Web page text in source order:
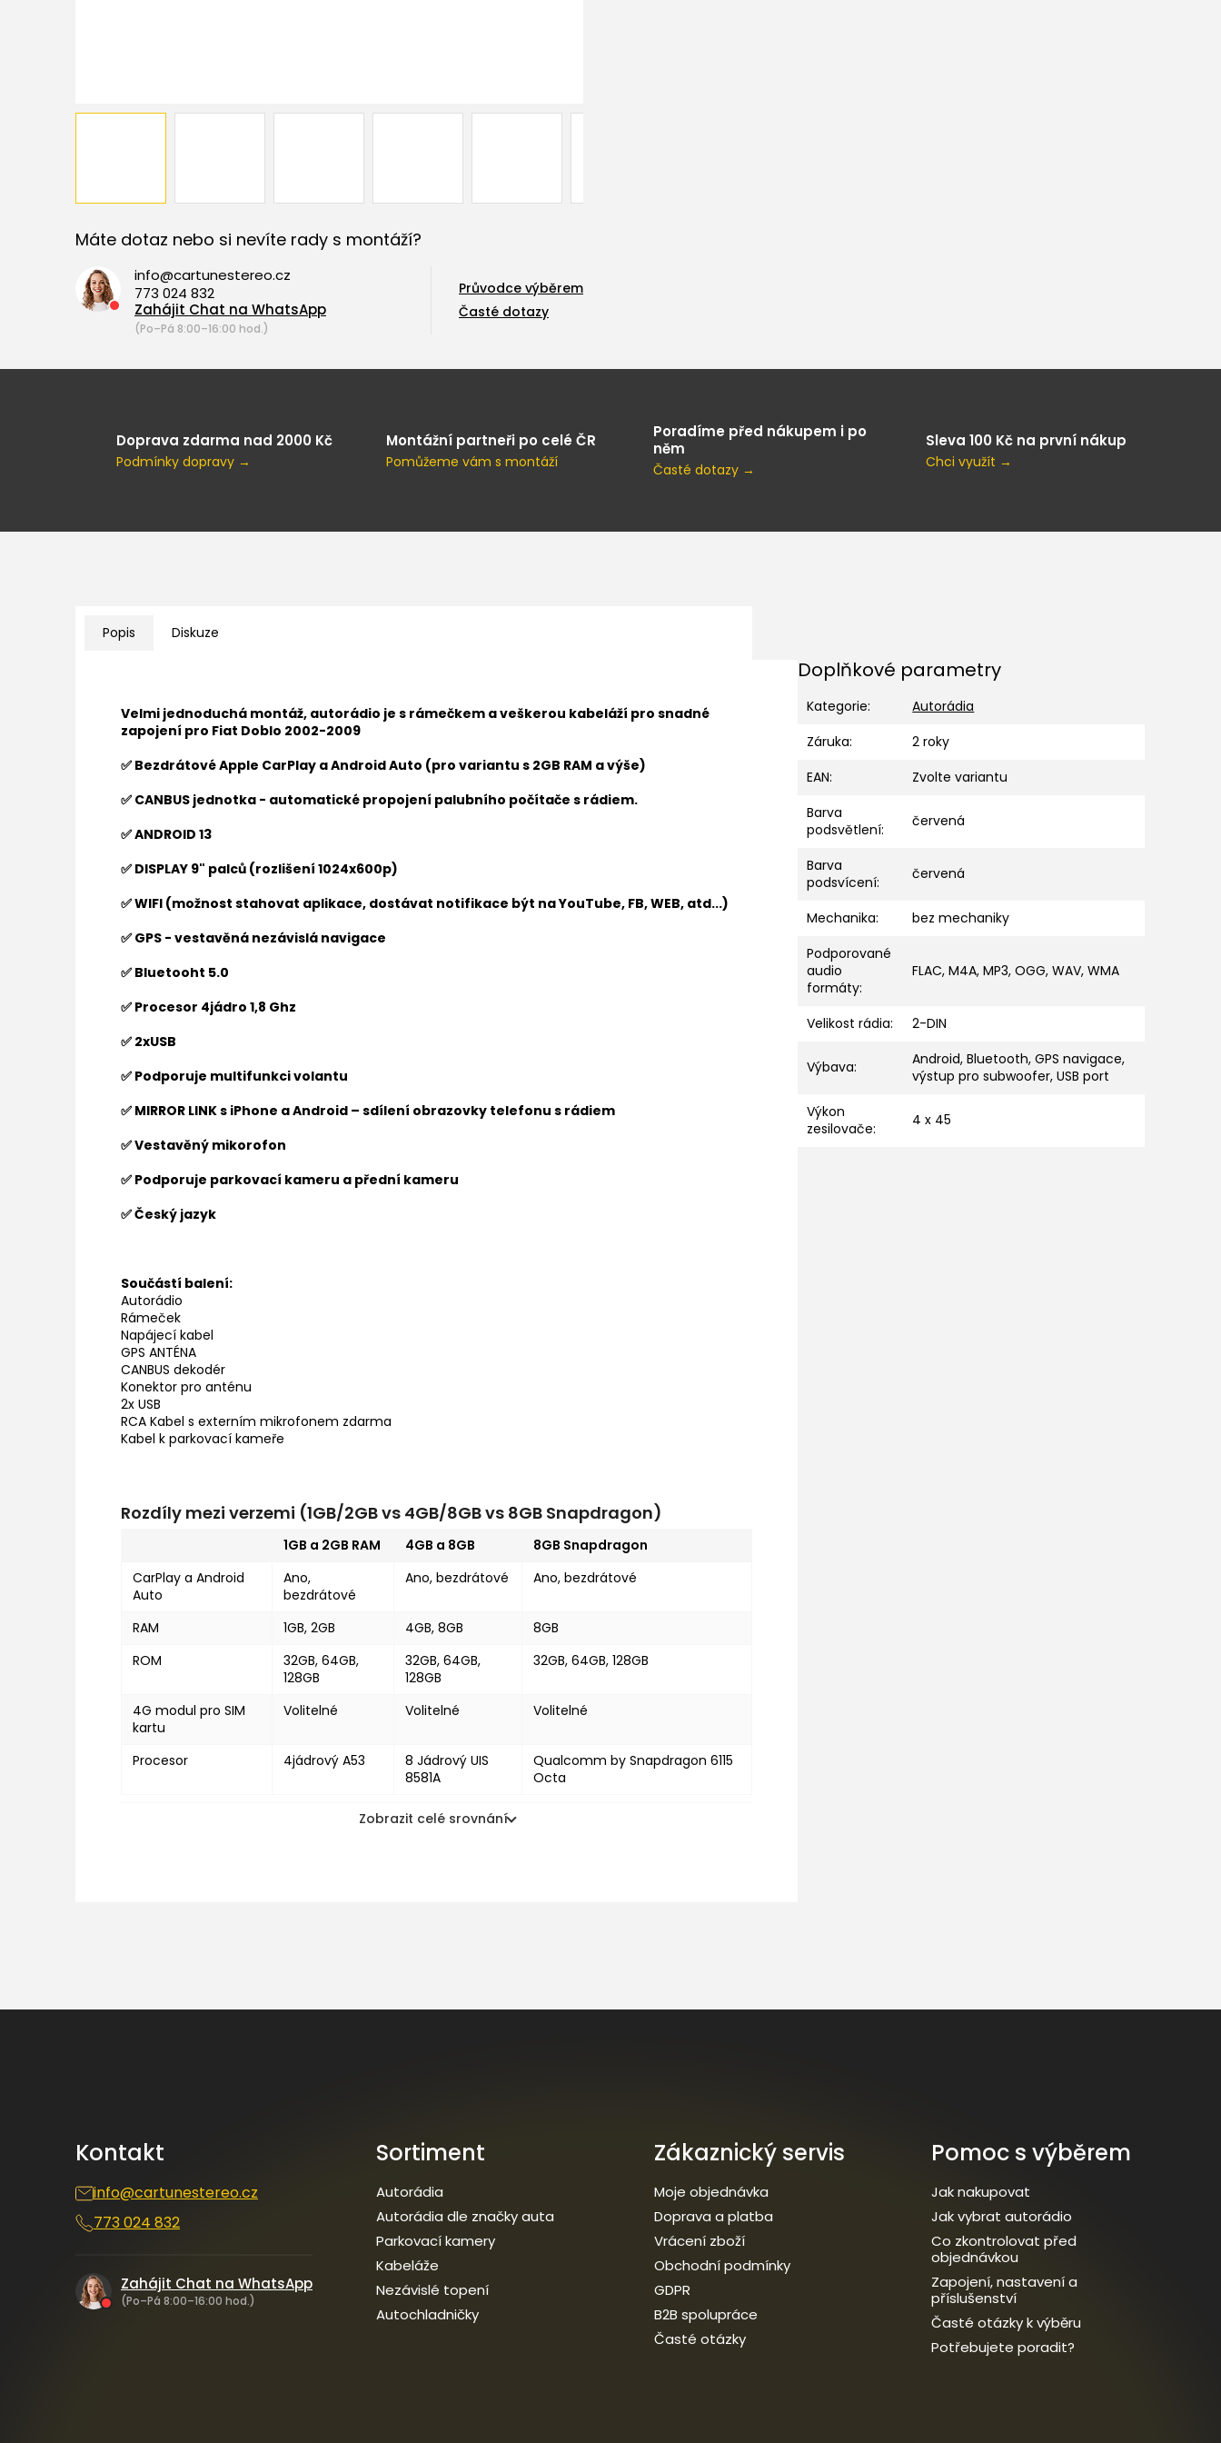
Máte dotaz nebo si nevíte rady s montáží?
info@cartunestereo.cz
773 024 832
Zahájit Chat na WhatsApp
(Po–Pá 8:00–16:00 hod.)
Průvodce výběrem
Časté dotazy
Doprava zdarma nad 2000 Kč
Podmínky dopravy →
Montážní partneři po celé ČR
Pomůžeme vám s montáží
Poradíme před nákupem i po
něm
Časté dotazy →
Sleva 100 Kč na první nákup
Chci využít →
Popis Diskuze
Velmi jednoduchá montáž, autorádio je s rámečkem a veškerou kabeláží pro snadné
zapojení pro Fiat Doblo 2002-2009
✅ Bezdrátové Apple CarPlay a Android Auto (pro variantu s 2GB RAM a výše)
✅ CANBUS jednotka - automatické propojení palubního počítače s rádiem.
✅ ANDROID 13
✅ DISPLAY 9" palců (rozlišení 1024x600p)
✅ WIFI (možnost stahovat aplikace, dostávat notifikace být na YouTube, FB, WEB, atd...)
✅ GPS - vestavěná nezávislá navigace
✅ Bluetooht 5.0
✅ Procesor 4jádro 1,8 Ghz
✅ 2xUSB
✅ Podporuje multifunkci volantu
✅ MIRROR LINK s iPhone a Android – sdílení obrazovky telefonu s rádiem
✅ Vestavěný mikorofon
✅ Podporuje parkovací kameru a přední kameru
✅ Český jazyk
Součástí balení:
Autorádio
Rámeček
Napájecí kabel
GPS ANTÉNA
CANBUS dekodér
Konektor pro anténu
2x USB
RCA Kabel s externím mikrofonem zdarma
Kabel k parkovací kameře
Rozdíly mezi verzemi (1GB/2GB vs 4GB/8GB vs 8GB Snapdragon)
1GB a 2GB RAM 4GB a 8GB
8GB Snapdragon
CarPlay a Android
Auto
Ano,
bezdrátové
Ano, bezdrátové Ano, bezdrátové
RAM 1GB, 2GB 4GB, 8GB
8GB
ROM
32GB, 64GB,
128GB
32GB, 64GB,
128GB
32GB, 64GB, 128GB
4G modul pro SIM
kartu
Volitelné Volitelné Volitelné
Procesor 4jádrový A53
8 Jádrový UIS
8581A
Qualcomm by Snapdragon 6115
Octa
Zobrazit celé srovnání
Doplňkové parametry
Kategorie:
Autorádia
Záruka:
2 roky
EAN:
Zvolte variantu
Barva
podsvětlení: červená
Barva
podsvícení: červená
Mechanika:
bez mechaniky
Podporované
audio
formáty:
FLAC, M4A, MP3, OGG, WAV, WMA
Velikost rádia: 2-DIN
Výbava:
Android, Bluetooth, GPS navigace,
výstup pro subwoofer, USB port
Výkon
zesilovače: 4 x 45
Kontakt
info@cartunestereo.cz
773 024 832
Zahájit Chat na WhatsApp
(Po–Pá 8:00–16:00 hod.)
Sortiment
Autorádia
Autorádia dle značky auta
Parkovací kamery
Kabeláže
Nezávislé topení
Autochladničky
Zákaznický servis
Moje objednávka
Doprava a platba
Vrácení zboží
Obchodní podmínky
GDPR
B2B spolupráce
Časté otázky
Pomoc s výběrem
Jak nakupovat
Jak vybrat autorádio
Co zkontrolovat před
objednávkou
Zapojení, nastavení a
příslušenství
Časté otázky k výběru
Potřebujete poradit?